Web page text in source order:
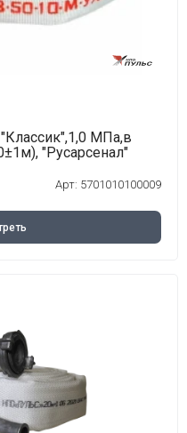
МПа,в
"Русарсенал"
Арт: 5701010100009